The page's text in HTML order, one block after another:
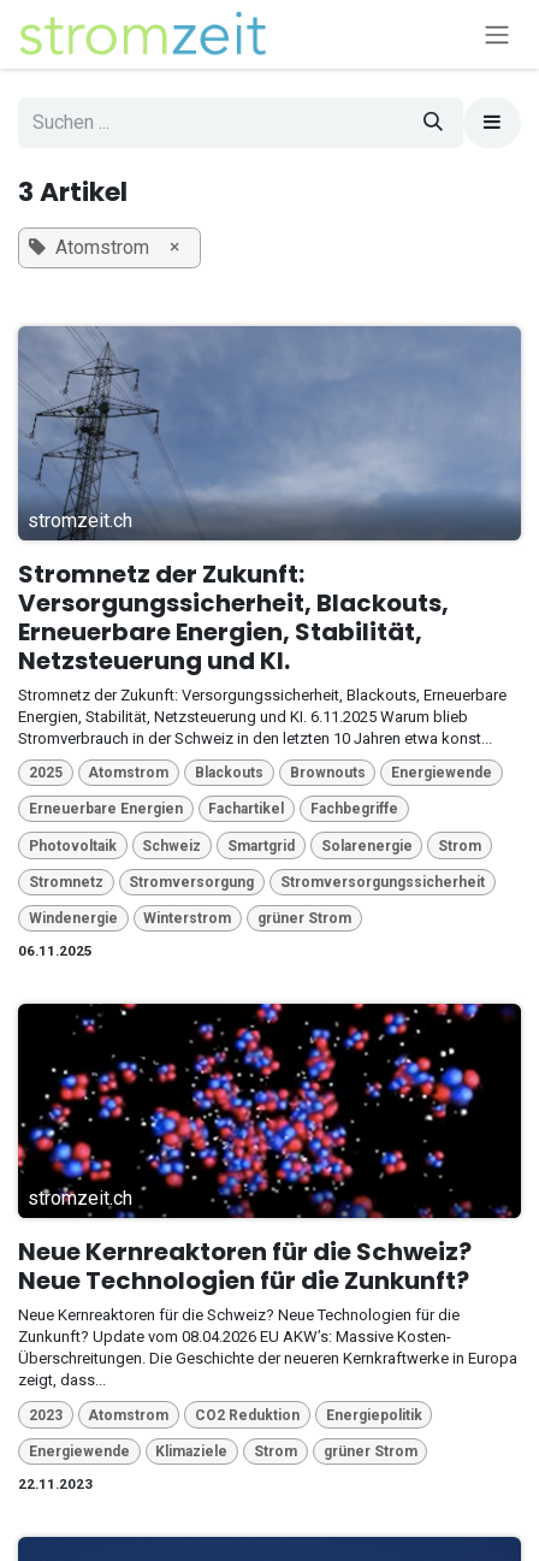
Zum Inhalt springen
3 Artikel
Atomstrom ×
stromzeit.ch
Stromnetz der Zukunft:
Versorgungssicherheit, Blackouts,
Erneuerbare Energien, Stabilität,
Netzsteuerung und KI.
Stromnetz der Zukunft: Versorgungssicherheit, Blackouts, Erneuerbare
Energien, Stabilität, Netzsteuerung und KI. 6.11.2025 Warum blieb
Stromverbrauch in der Schweiz in den letzten 10 Jahren etwa konst...
2025 Atomstrom Blackouts Brownouts Energiewende
Erneuerbare Energien Fachartikel Fachbegriffe
Photovoltaik Schweiz Smartgrid Solarenergie Strom
Stromnetz Stromversorgung Stromversorgungssicherheit
Windenergie Winterstrom
grüner Strom
06.11.2025
stromzeit.ch
Neue Kernreaktoren für die Schweiz?
Neue Technologien für die Zunkunft?
Neue Kernreaktoren für die Schweiz? Neue Technologien für die
Zunkunft? Update vom 08.04.2026 EU AKW’s: Massive Kosten-
Überschreitungen. Die Geschichte der neueren Kernkraftwerke in Europa
zeigt, dass...
2023 Atomstrom CO2 Reduktion Energiepolitik
Energiewende Klimaziele Strom
grüner Strom
22.11.2023